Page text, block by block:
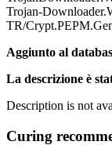
Trojan-
TR/
Aggiunto al
La descrizione è
Description is not
Curing